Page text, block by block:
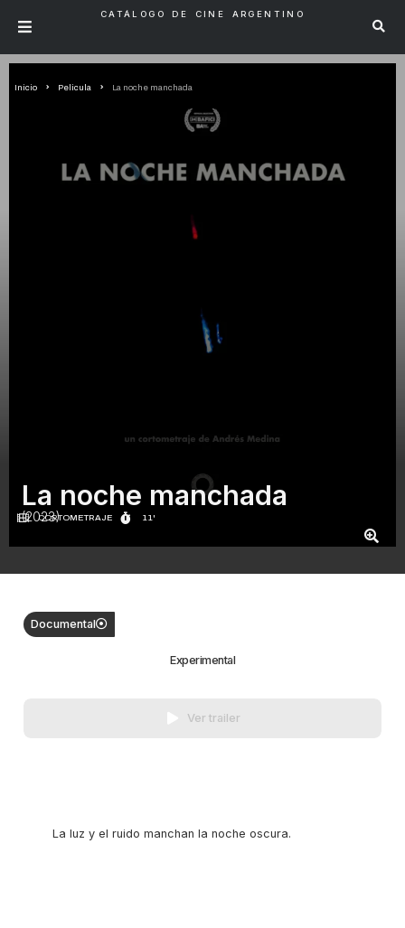
CATÁLOGO DE CINE ARGENTINO
Inicio Pelicula La noche manchada
CORTOMETRAJE 11'
La noche manchada
(2023)
Documental
Experimental
Ver trailer
La luz y el ruido manchan la noche oscura.